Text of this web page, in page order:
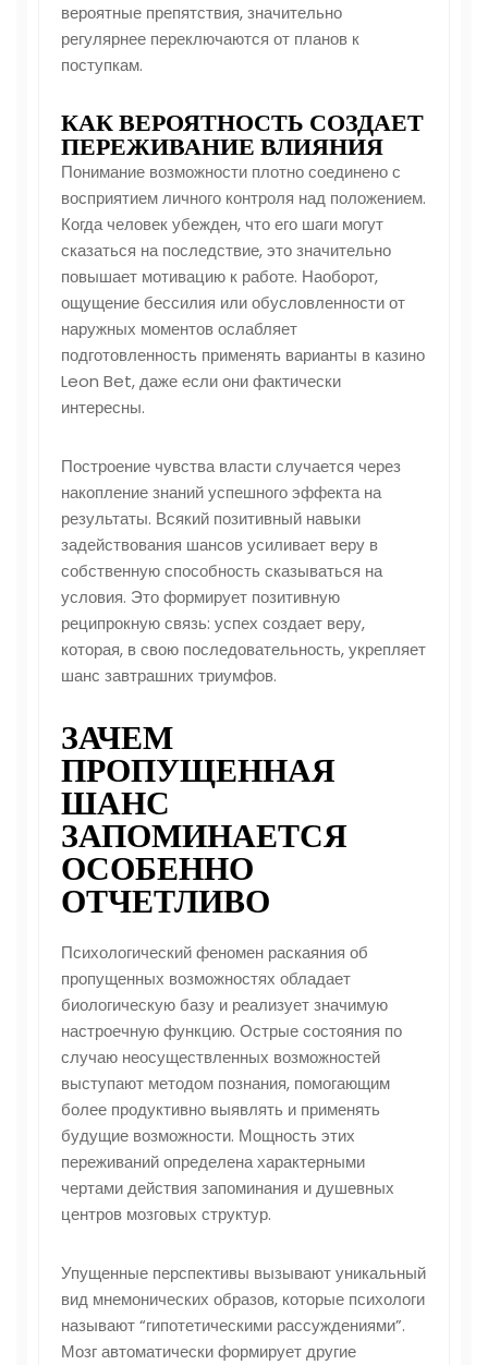
вероятные препятствия, значительно
регулярнее переключаются от планов к
поступкам.
КАК ВЕРОЯТНОСТЬ СОЗДАЕТ
ПЕРЕЖИВАНИЕ ВЛИЯНИЯ
Понимание возможности плотно соединено с
восприятием личного контроля над положением.
Когда человек убежден, что его шаги могут
сказаться на последствие, это значительно
повышает мотивацию к работе. Наоборот,
ощущение бессилия или обусловленности от
наружных моментов ослабляет
подготовленность применять варианты в казино
Leon Bet, даже если они фактически
интересны.
Построение чувства власти случается через
накопление знаний успешного эффекта на
результаты. Всякий позитивный навыки
задействования шансов усиливает веру в
собственную способность сказываться на
условия. Это формирует позитивную
реципрокную связь: успех создает веру,
которая, в свою последовательность, укрепляет
шанс завтрашних триумфов.
ЗАЧЕМ
ПРОПУЩЕННАЯ
ШАНС
ЗАПОМИНАЕТСЯ
ОСОБЕННО
ОТЧЕТЛИВО
Психологический феномен раскаяния об
пропущенных возможностях обладает
биологическую базу и реализует значимую
настроечную функцию. Острые состояния по
случаю неосуществленных возможностей
выступают методом познания, помогающим
более продуктивно выявлять и применять
будущие возможности. Мощность этих
переживаний определена характерными
чертами действия запоминания и душевных
центров мозговых структур.
Упущенные перспективы вызывают уникальный
вид мнемонических образов, которые психологи
называют “гипотетическими рассуждениями”.
Мозг автоматически формирует другие